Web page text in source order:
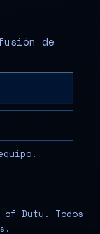
de
of Duty. Todos